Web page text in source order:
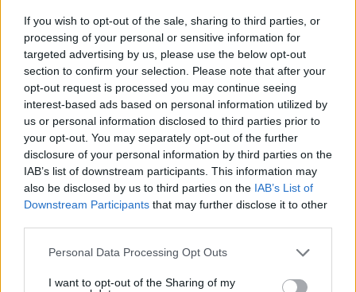
If you wish to opt-out of the sale, sharing to third parties, or
processing of your personal or sensitive information for
targeted advertising by us, please use the below opt-out
section to confirm your selection. Please note that after your
opt-out request is processed you may continue seeing
interest-based ads based on personal information utilized by
us or personal information disclosed to third parties prior to
your opt-out. You may separately opt-out of the further
disclosure of your personal information by third parties on the
IAB’s list of downstream participants. This information may
also be disclosed by us to third parties on the IAB’s List of
Downstream Participants that may further disclose it to other
Please note that this website/app uses one or more Google
not limited to your visit or usage behaviour. You may click to
Personal Data Processing Opt Outs
I want to opt-out of the Sharing of my
μητέρα στα Μάλια: Βούτηξε για να
βοηθήσει τη φίλη της και πνίγηκε, τα
παιδιά φώναζαν για βοήθεια
Γιώργος Παράσχος: Χαμογελαστός,
δίνει τη μάχη του με τον καρκίνο,
μπήκε στο νοσοκομείο για νέα
θεραπεία
Χρίστος Κούγιας: Η προσωπική μου